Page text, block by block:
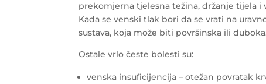
prekomjerna tjelesna težina, držanje tijela
Kada se venski tlak bori da se vrati na
sustava, koja može biti površinska ili
Ostale vrlo česte bolesti su:
venska insuficijencija – otežan povratak